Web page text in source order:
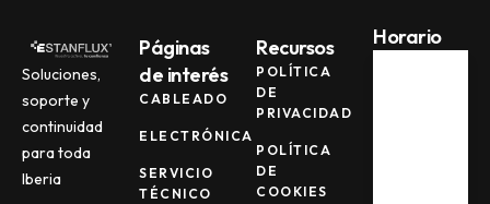
Soluciones,
soporte y
continuidad
para toda
Iberia
Páginas
de interés
CABLEADO
ELECTRÓNICA
SERVICIO
TÉCNICO
Recursos
POLÍTICA
DE
PRIVACIDAD
POLÍTICA
DE
COOKIES
Horario